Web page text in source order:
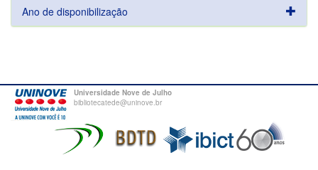
Ano de disponibilização
Universidade Nove de Julho
bibliotecatede@uninove.br